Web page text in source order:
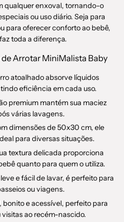
qualquer enxoval, tornando-o
ou uso diário. Seja para
para oferecer conforto ao bebê,
toda a diferença.
Arrotar MiniMalista Baby
atoalhado absorve líquidos
eficiência em cada uso.
premium mantém sua maciez
várias lavagens.
dimensões de 50x30 cm, ele
para diversas situações.
textura delicada proporciona
quanto para quem o utiliza.
e fácil de lavar, é perfeito para
ou viagens.
bonito e acessível, perfeito para
ao recém-nascido.